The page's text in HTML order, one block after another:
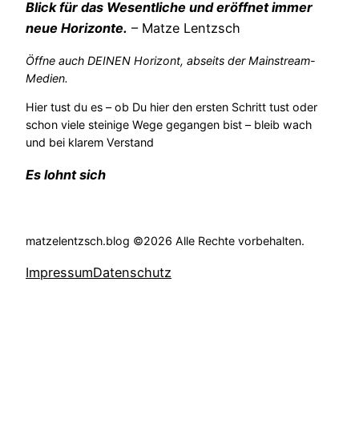
Blick für das Wesentliche und eröffnet immer
neue Horizonte. – Matze Lentzsch
Öffne auch DEINEN Horizont, abseits der Mainstream-
Medien.
Hier tust du es – ob Du hier den ersten Schritt tust oder
schon viele steinige Wege gegangen bist – bleib wach
und bei klarem Verstand
Es lohnt sich
matzelentzsch.blog ©2026 Alle Rechte vorbehalten.
ImpressumDatenschutz